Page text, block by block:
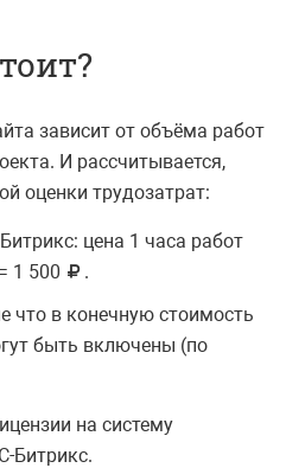
зависит от объёма работ
И рассчитывается,
оценки трудозатрат:
цена 1 часа работ
1 500
.
в конечную стоимость
быть включены (по
на систему
Битрикс.